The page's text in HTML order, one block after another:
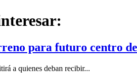
para futuro centro
a quienes deban recibir...